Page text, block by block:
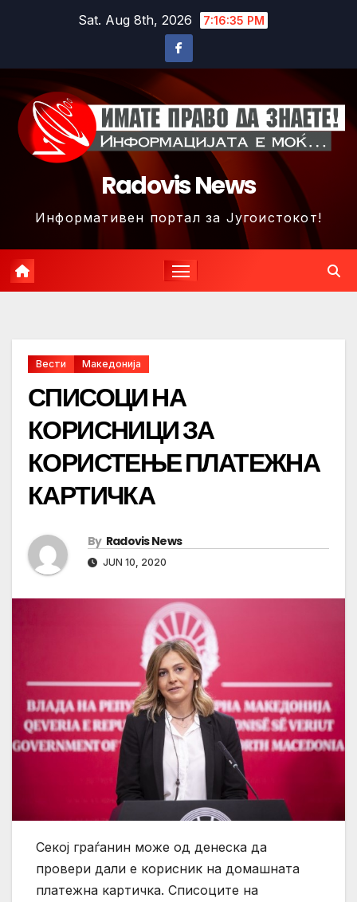
Sat. Aug 8th, 2026 7:16:37 PM
Radovis News
Информативен портал за Југоистокот!
Вести Македонија
СПИСОЦИ НА
КОРИСНИЦИ ЗА
КОРИСТЕЊЕ ПЛАТЕЖНА
КАРТИЧКА
By Radovis News
JUN 10, 2020
Секој граѓанин може од денеска да
провери дали е корисник на домашната
платежна картичка. Списоците на